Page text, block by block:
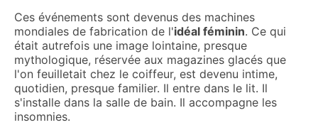
Ces événements sont devenus des machines
mondiales de fabrication de l'idéal féminin. Ce qui
était autrefois une image lointaine, presque
mythologique, réservée aux magazines glacés que
l'on feuilletait chez le coiffeur, est devenu intime,
quotidien, presque familier. Il entre dans le lit. Il
s'installe dans la salle de bain. Il accompagne les
insomnies.